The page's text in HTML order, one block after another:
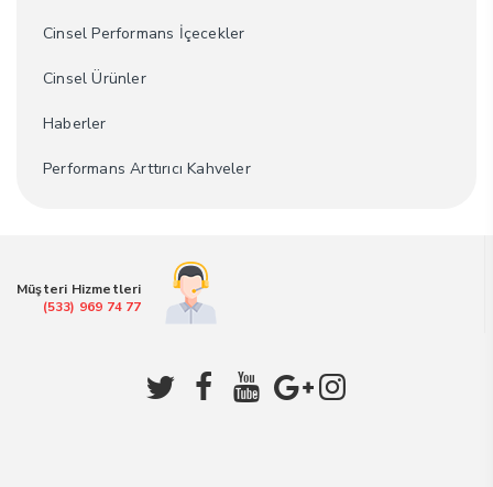
Cinsel Performans İçecekler
Cinsel Ürünler
Haberler
Performans Arttırıcı Kahveler
Müşteri Hizmetleri
(533) 969 74 77